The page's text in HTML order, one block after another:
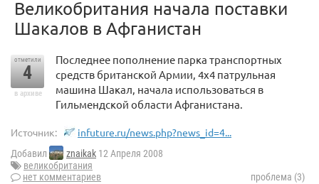
Великобритания начала поставки
Шакалов в Афганистан
отметили
4
в архиве
Последнее пополнение парка транспортных
средств британской Армии, 4x4 патрульная
машина Шакал, начала использоваться в
Гильмендской области Афганистана.
Источник: infuture.ru/news.php?news_id=4...
Добавил znaikak 12 Апреля 2008
великобритания
нет комментариев
проблема (3)